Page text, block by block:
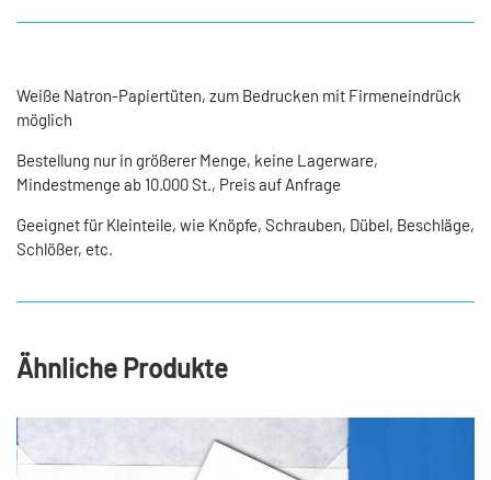
Weiße Natron-Papiertüten, zum Bedrucken mit Firmeneindrück
möglich
Bestellung nur in größerer Menge, keine Lagerware,
Mindestmenge ab 10.000 St., Preis auf Anfrage
Geeignet für Kleinteile, wie Knöpfe, Schrauben, Dübel, Beschläge,
Schlößer, etc.
Ähnliche Produkte